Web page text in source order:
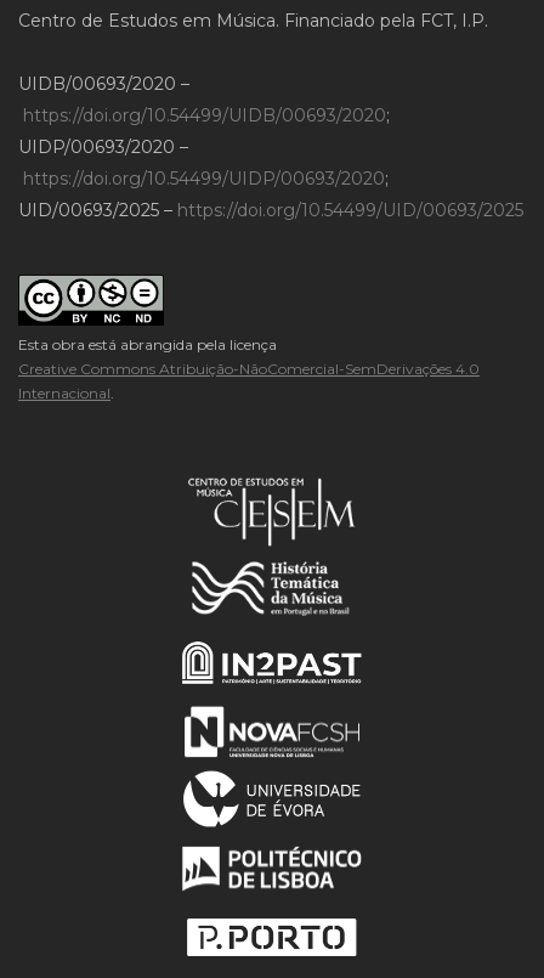
Centro de Estudos em Música. Financiado pela FCT, I.P.
UIDB/00693/2020 –
https://doi.org/10.54499/UIDB/00693/2020;
UIDP/00693/2020 –
https://doi.org/10.54499/UIDP/00693/2020;
UID/00693/2025 – https://doi.org/10.54499/UID/00693/2025
Esta obra está abrangida pela licença
Creative Commons Atribuição-NãoComercial-SemDerivações 4.0
Internacional